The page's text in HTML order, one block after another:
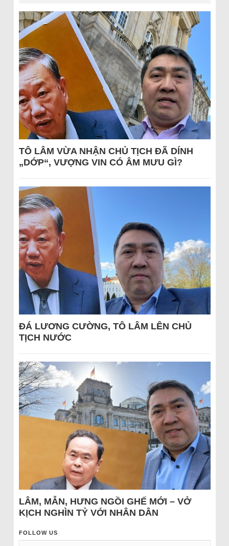
TÔ LÂM VỪA NHẬN CHỦ TỊCH ĐÃ DÍNH
„DỚP“, VƯỢNG VIN CÓ ÂM MƯU GÌ?
ĐÁ LƯƠNG CƯỜNG, TÔ LÂM LÊN CHỦ
TỊCH NƯỚC
LÂM, MẪN, HƯNG NGỒI GHẾ MỚI – VỞ
KỊCH NGHÌN TỶ VỚI NHÂN DÂN
FOLLOW US